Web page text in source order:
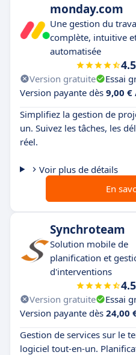
monday.com
Une gestion du
complète, intuitive
automatisée
4.5
Version gratuite Essai
Version payante dès 9,00
Simplifiez la gestion de
un. Suivez les tâches, les
réel.
Voir plus de détails
En
Synchroteam
Solution mobile de
planification et
d'interventions
4.5
Version gratuite Essai
Version payante dès 24,00
Gestion de services sur le
logiciel tout-en-un.